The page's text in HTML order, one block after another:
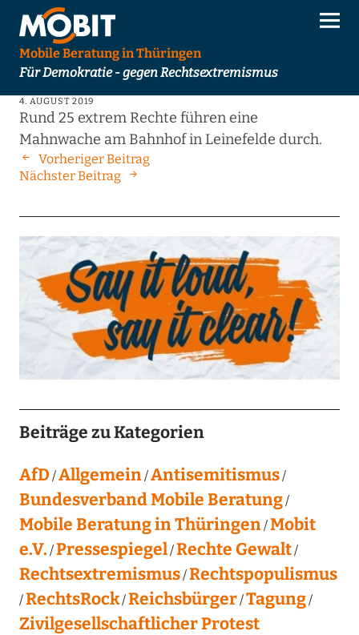
Mobile Beratung in Thüringen
Für Demokratie - gegen Rechtsextremismus
4. AUGUST 2019
Rund 25 extrem Rechte führen eine
Mahnwache am Bahnhof in Leinefelde durch.
Vorheriger Beitrag
Nächster Beitrag
Beiträge zu Kategorien
AfD Allgemein Antisemitismus
Bundesverband Mobile Beratung
Mobile Beratung in Thüringen Mobit
e.V. Pressespiegel Rechte Gewalt
Rechtsextremismus Rechtspopulismus
RechtsRock Reichsbürger Tagung
Zivilgesellschaftlicher Protest